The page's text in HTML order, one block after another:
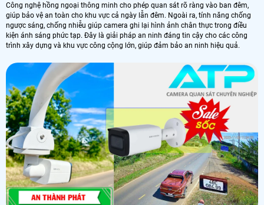
Công nghệ hồng ngoại thông minh cho phép quan sát rõ ràng vào ban đêm,
giúp bảo vệ an toàn cho khu vực cả ngày lẫn đêm. Ngoài ra, tính năng chống
ngược sáng, chống nhiễu giúp camera ghi lại hình ảnh chân thực trong điều
kiện ánh sáng phức tạp. Đây là giải pháp an ninh đáng tin cậy cho các công
trình xây dựng và khu vực công cộng lớn, giúp đảm bảo an ninh hiệu quả.